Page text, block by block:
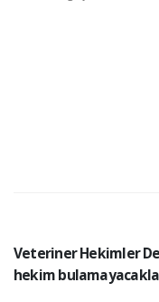
Veteriner Hekimler
hekim